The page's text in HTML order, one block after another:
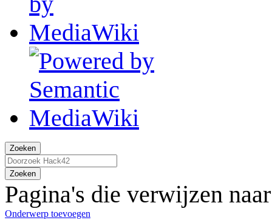
Zoeken
Zoeken
Pagina's die verwijzen
Onderwerp toevoegen